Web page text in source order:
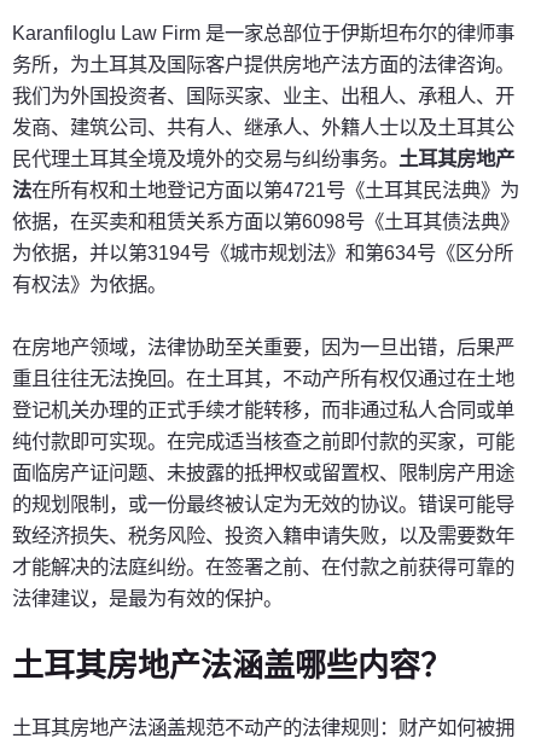
Karanfiloglu Law Firm 是一家总部位于伊斯坦布尔的律师事
务所，为土耳其及国际客户提供房地产法方面的法律咨询。
我们为外国投资者、国际买家、业主、出租人、承租人、开
发商、建筑公司、共有人、继承人、外籍人士以及土耳其公
民代理土耳其全境及境外的交易与纠纷事务。
土耳其房地产
法在所有权和土地登记方面以第4721号《土耳其民法典》为
依据，在买卖和租赁关系方面以第6098号《土耳其债法典》
为依据，并以第3194号《城市规划法》和第634号《区分所
有权法》为依据。
在房地产领域，法律协助至关重要，因为一旦出错，后果严
重且往往无法挽回。在土耳其，不动产所有权仅通过在土地
登记机关办理的正式手续才能转移，而非通过私人合同或单
纯付款即可实现。在完成适当核查之前即付款的买家，可能
面临房产证问题、未披露的抵押权或留置权、限制房产用途
的规划限制，或一份最终被认定为无效的协议。错误可能导
致经济损失、税务风险、投资入籍申请失败，以及需要数年
才能解决的法庭纠纷。在签署之前、在付款之前获得可靠的
法律建议，是最为有效的保护。
土耳其房地产法涵盖哪些内容？
土耳其房地产法涵盖规范不动产的法律规则：财产如何被拥